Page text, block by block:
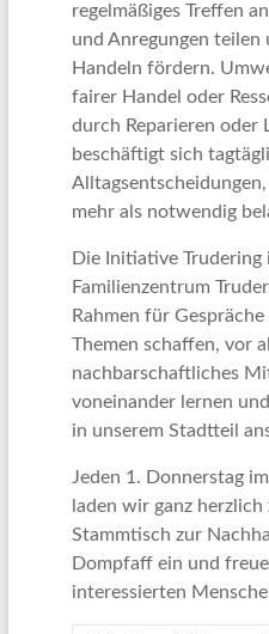
regelmäßiges Treffen
und Anregungen teilen
Handeln fördern.
fairer Handel oder
durch Reparieren oder
beschäftigt sich
mehr als notwendig
Die Initiative Trudering
Familienzentrum
Rahmen für
Themen schaffen, vor
nachbarschaftliches
voneinander lernen
in unserem Stadtteil
Jeden 1. Donnerstag
laden wir ganz herzlich
Stammtisch zur
Dompfaff ein und
interessierten